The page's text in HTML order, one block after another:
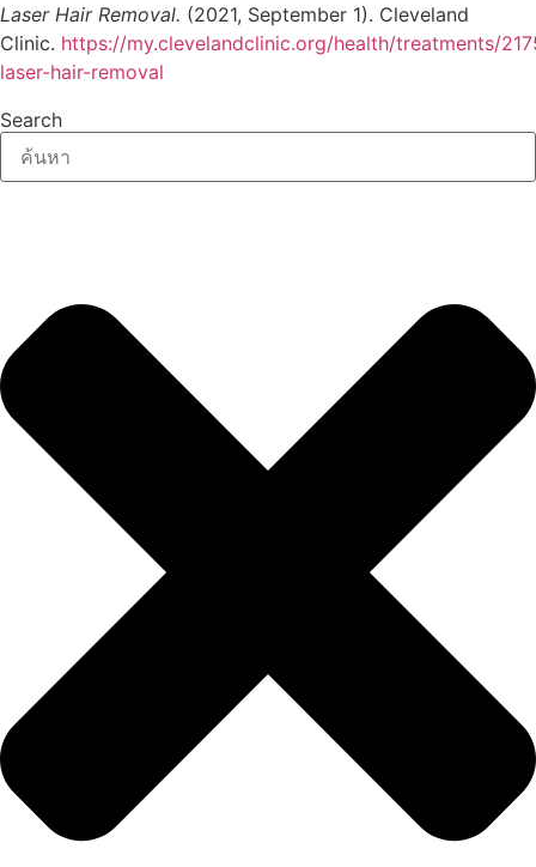
Laser Hair Removal. (2021, September 1). Cleveland
Clinic. https://my.clevelandclinic.org/health/treatments/
laser-hair-removal
Search